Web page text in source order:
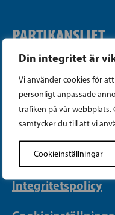
Din integritet är
Vi använder cookies för
personligt anpassade
trafiken på vår webbplats.
samtycker du till att vi
Cookieinställningar
PARTIKANSLIET
PB 430, 00101
Georgsgatan 27,
info@sfp.fi
Integritetspolicy